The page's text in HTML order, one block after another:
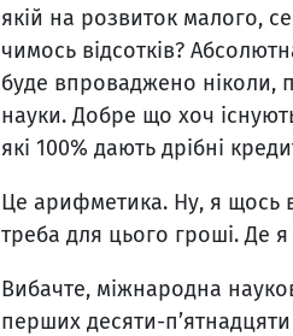
якій на розвиток малого,
чимось відсотків?
буде впроваджено ніколи,
науки. Добре що хоч
які 100% дають дрібні
Це арифметика. Ну, я
треба для цього гроші. Де
Вибачте, міжнародна
перших десяти-